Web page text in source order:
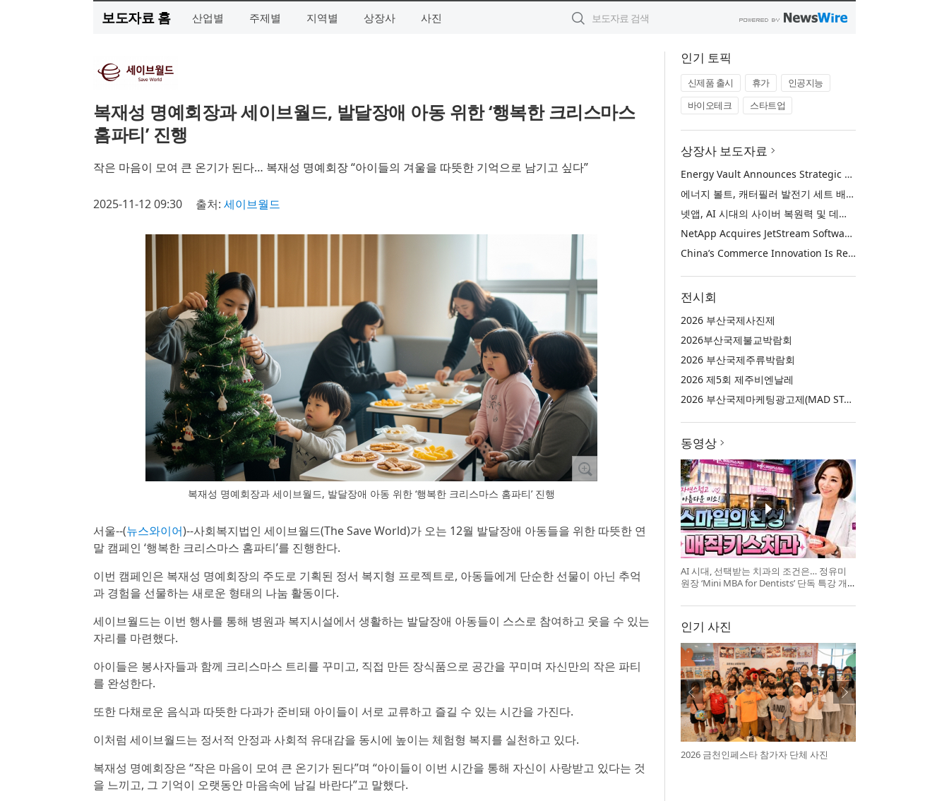
보도자료 홈 산업별 주제별 지역별 상장사 사진
복재성 명예회장과 세이브월드, 발달장애 아동 위한 ‘행복한 크리스마스
홈파티’ 진행
작은 마음이 모여 큰 온기가 된다… 복재성 명예회장 “아이들의 겨울을 따뜻한 기억으로 남기고 싶다”
2025-11-12 09:30 출처: 세이브월드
복재성 명예회장과 세이브월드, 발달장애 아동 위한 ‘행복한 크리스마스 홈파티’ 진행
서울--(뉴스와이어)--사회복지법인 세이브월드(The Save World)가 오는 12월 발달장애 아동들을 위한 따뜻한 연
말 캠페인 ‘행복한 크리스마스 홈파티’를 진행한다.
이번 캠페인은 복재성 명예회장의 주도로 기획된 정서 복지형 프로젝트로, 아동들에게 단순한 선물이 아닌 추억
과 경험을 선물하는 새로운 형태의 나눔 활동이다.
세이브월드는 이번 행사를 통해 병원과 복지시설에서 생활하는 발달장애 아동들이 스스로 참여하고 웃을 수 있는
자리를 마련했다.
아이들은 봉사자들과 함께 크리스마스 트리를 꾸미고, 직접 만든 장식품으로 공간을 꾸미며 자신만의 작은 파티
를 완성한다.
또한 다채로운 음식과 따뜻한 다과가 준비돼 아이들이 서로 교류하고 즐길 수 있는 시간을 가진다.
이처럼 세이브월드는 정서적 안정과 사회적 유대감을 동시에 높이는 체험형 복지를 실천하고 있다.
복재성 명예회장은 “작은 마음이 모여 큰 온기가 된다”며 “아이들이 이번 시간을 통해 자신이 사랑받고 있다는 것
을 느끼고, 그 기억이 오랫동안 마음속에 남길 바란다”고 말했다.
인기 토픽
신제품 출시 휴가
인공지능
바이오테크
스타트업
상장사 보도자료
Energy Vault Announces Strategic Agreement to Deploy 1.25 GW of Integrated Power Infrastructure for Hyperscaler AI Data Center with Leading Power Generation EPC Deploying Caterpillar Gensets
에너지 볼트, 캐터필러 발전기 세트 배치 중인 선도적인 발전 EPC를 통해 하이퍼스케일러 AI 데이터센터를 위한 1.25 GW 통합 전력 인프라 구축을 위한 전략적 계약 체결
넷앱, AI 시대의 사이버 복원력 및 데이터 보호 강화를 위해 젯스트림 소프트웨어 인수
NetApp Acquires JetStream Software to Advance Cyber Resilience and Data Protection for the AI Era
China’s Commerce Innovation Is Reshaping Global Retail
전시회
2026 부산국제사진제
2026부산국제불교박람회
2026 부산국제주류박람회
2026 제5회 제주비엔날레
2026 부산국제마케팅광고제(MAD STARS 2026)
동영상
AI 시대, 선택받는 치과의 조건은… 정유미
원장 ‘Mini MBA for Dentists’ 단독 특강 개
인기 사진
2026 금천인페스타 참가자 단체 사진